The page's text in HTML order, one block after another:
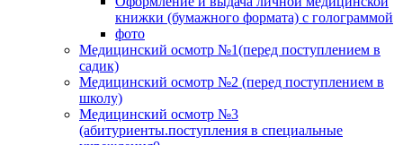
книжки (бумажного формата) с голограммой
фото
Медицинский осмотр №1(перед поступлением в
садик)
Медицинский осмотр №2 (перед поступлением в
школу)
Медицинский осмотр №3
(абитуриенты.поступления в специальные